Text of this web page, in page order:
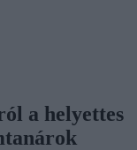
a helyettes